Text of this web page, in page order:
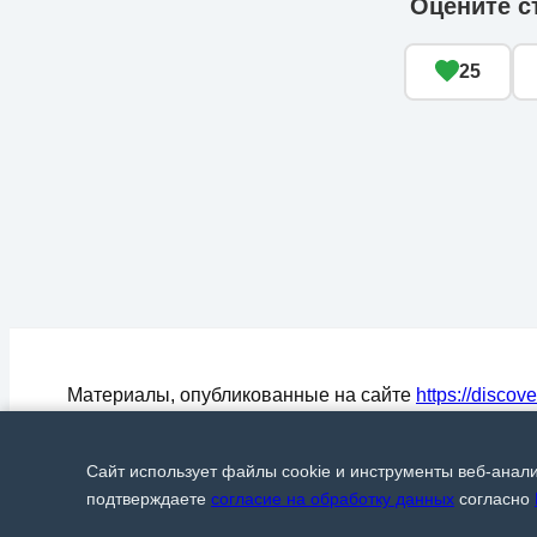
Оцените
25
Материалы, опубликованные на сайте https://
Discover24.ruобязательна.© Discover24, 2015-
Сайт использует файлы cookie и инструменты веб-
подтверждаете согласие на обработку данных согласно